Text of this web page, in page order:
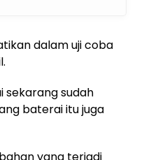
dalam uji coba
sekarang sudah
baterai itu juga
yang terjadi